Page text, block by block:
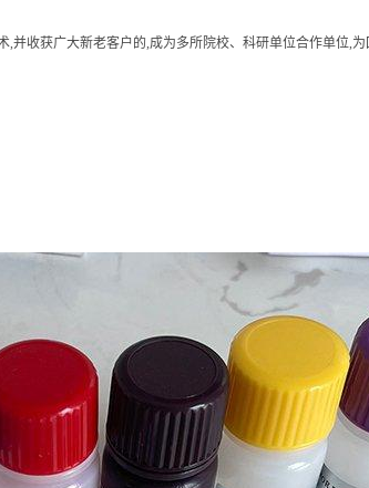
并收获广大新老客户的,成为多所院校、科研单位合作单位,